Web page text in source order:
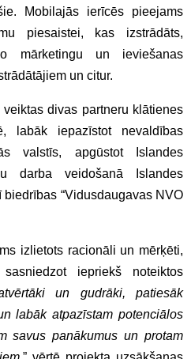
Mobilajās ierīcēs pieejams
piesaistei, kas izstrādāts,
mārketingu un ieviešanas
un citur.
divas partneru klātienes
labāk iepazīstot nevaldības
valstīs, apgūstot Islandes
darba veidošanā Islandes
“Vidusdaugavas NVO
izlietots racionāli un mērķēti,
iepriekš noteiktos
un gudrāki, patiesāk
labāk atpazīstam potenciālos
savus panākumus un protam